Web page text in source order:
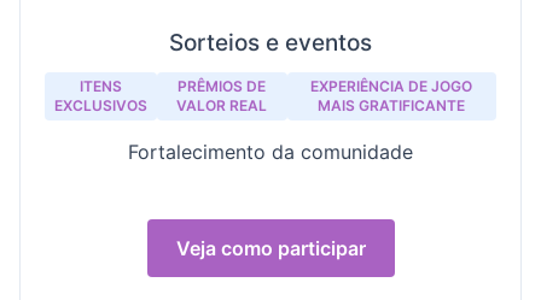
Sorteios e eventos
ITENS
EXCLUSIVOS
PRÊMIOS DE
VALOR REAL
EXPERIÊNCIA DE JOGO
MAIS GRATIFICANTE
Fortalecimento da comunidade
Veja como participar